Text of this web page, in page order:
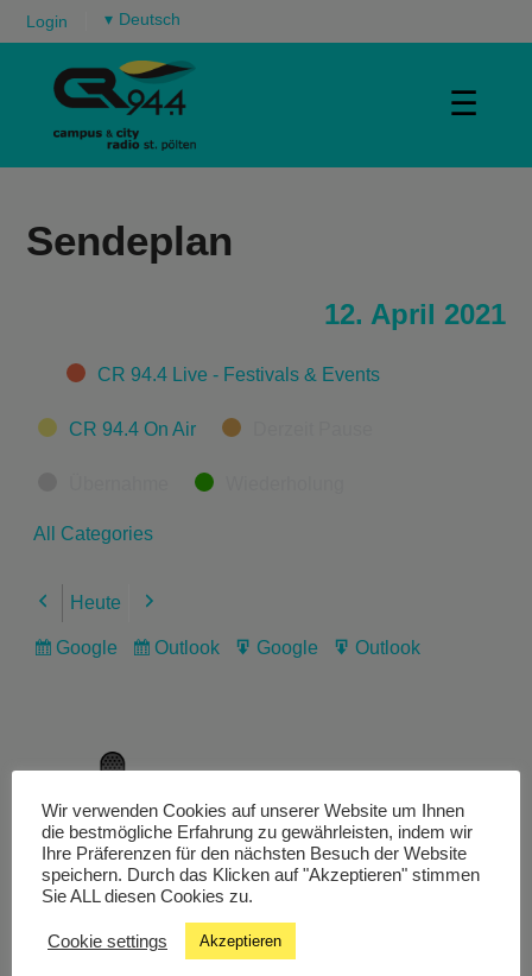
Login ▾
☰
Sendeplan
12. April 2021
CategoriesCR 94.4 Live - Festivals & Events
CR 94.4 On Air
All Categories
Previous
Heute Next
Subscribe
Google
Subscribe
Outlook
Export
Google
Export
Outlook
Livestream
Studiochat
Wir verwenden Cookies auf unserer Website um Ihnen
die bestmögliche Erfahrung zu gewährleisten, indem wir
Ihre Präferenzen für den nächsten Besuch der Website
speichern. Durch das Klicken auf "Akzeptieren" stimmen
Sie ALL diesen Cookies zu.
Cookie settings Akzeptieren